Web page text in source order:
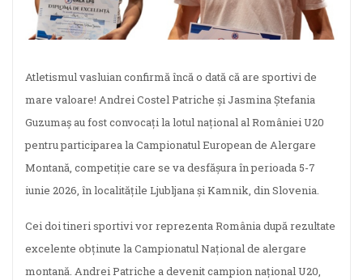
Atletismul vasluian confirmă încă o dată că are sportivi de
mare valoare! Andrei Costel Patriche și Jasmina Ștefania
Guzumaș au fost convocați la lotul național al României U20
pentru participarea la Campionatul European de Alergare
Montană, competiție care se va desfășura în perioada 5-7
iunie 2026, în localitățile Ljubljana și Kamnik, din Slovenia.
Cei doi tineri sportivi vor reprezenta România după rezultate
excelente obținute la Campionatul Național de alergare
montană. Andrei Patriche a devenit campion național U20,